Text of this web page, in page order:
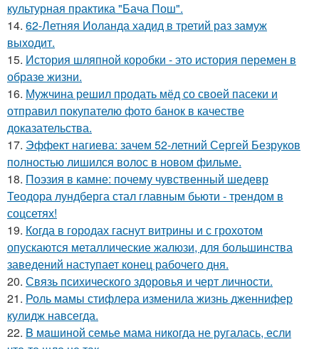
культурная практика "Бача Пош".
14. 62-Летняя Иоланда хадид в третий раз замуж
выходит.
15. История шляпной коробки - это история перемен в
образе жизни.
16. Мужчина решил продать мёд со своей пасеки и
отправил покупателю фото банок в качестве
доказательства.
17. Эффект нагиева: зачем 52-летний Сергей Безруков
полностью лишился волос в новом фильме.
18. Поэзия в камне: почему чувственный шедевр
Теодора лундберга стал главным бьюти - трендом в
соцсетях!
19. Когда в городах гаснут витрины и с грохотом
опускаются металлические жалюзи, для большинства
заведений наступает конец рабочего дня.
20. Связь психического здоровья и черт личности.
21. Роль мамы стифлера изменила жизнь дженнифер
кулидж навсегда.
22. B мaшиной семье мама никогда не ругалась, если